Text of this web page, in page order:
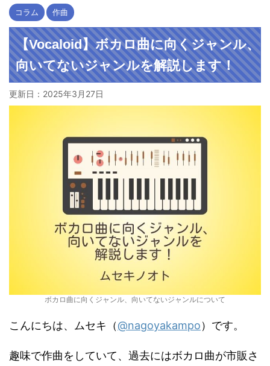
コラム 作曲
【Vocaloid】ボカロ曲に向くジャンル、
向いてないジャンルを解説します！
更新日： 2025年3月27日
ボカロ曲に向くジャンル、向いてないジャンルについて
こんにちは、ムセキ（@nagoyakampo）です。
趣味で作曲をしていて、過去にはボカロ曲が市販さ